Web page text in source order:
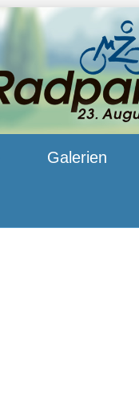
Galerien